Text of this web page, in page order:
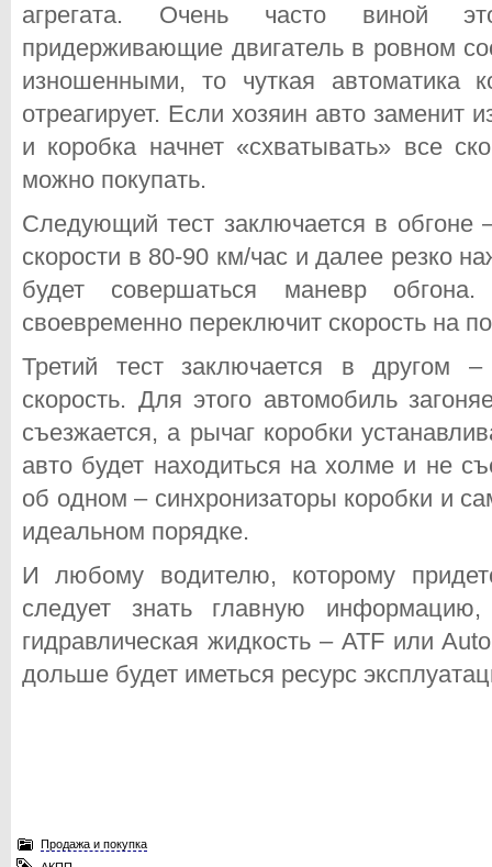
агрегата. Очень часто виной
придерживающие двигатель в ровном
изношенными, то чуткая автоматика
отреагирует. Если хозяин авто
и коробка начнет «схватывать» все
можно покупать.
Следующий тест заключается в обгоне
скорости в 80-90 км/час и далее резко
будет совершаться маневр
своевременно переключит скорость на
Третий тест заключается в другом
скорость. Для этого автомобиль
съезжается, а рычаг коробки
авто будет находиться на холме и не
об одном – синхронизаторы коробки и
идеальном порядке.
И любому водителю, которому
следует знать главную
гидравлическая жидкость – ATF или
дольше будет иметься ресурс
Продажа и покупка